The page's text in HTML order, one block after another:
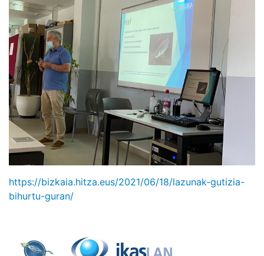
https://bizkaia.hitza.eus/2021/06/18/lazunak-gutizia-
bihurtu-guran/